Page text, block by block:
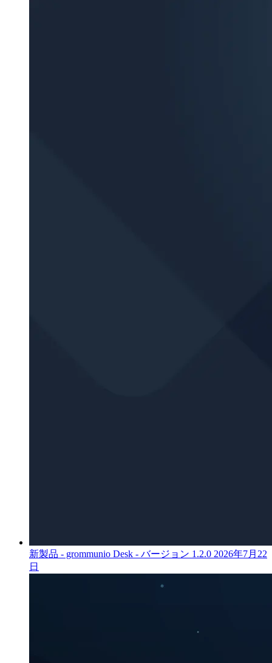
新製品 - grommunio Desk - バージョン 1.2.0 2026年7月22
日